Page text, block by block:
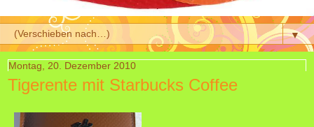
▼
Montag, 20. Dezember 2010
Tigerente mit Starbucks Coffee